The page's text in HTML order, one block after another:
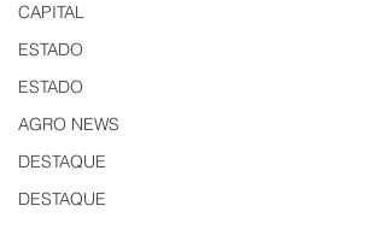
CAPITAL
ESTADO
ESTADO
AGRO NEWS
DESTAQUE
DESTAQUE